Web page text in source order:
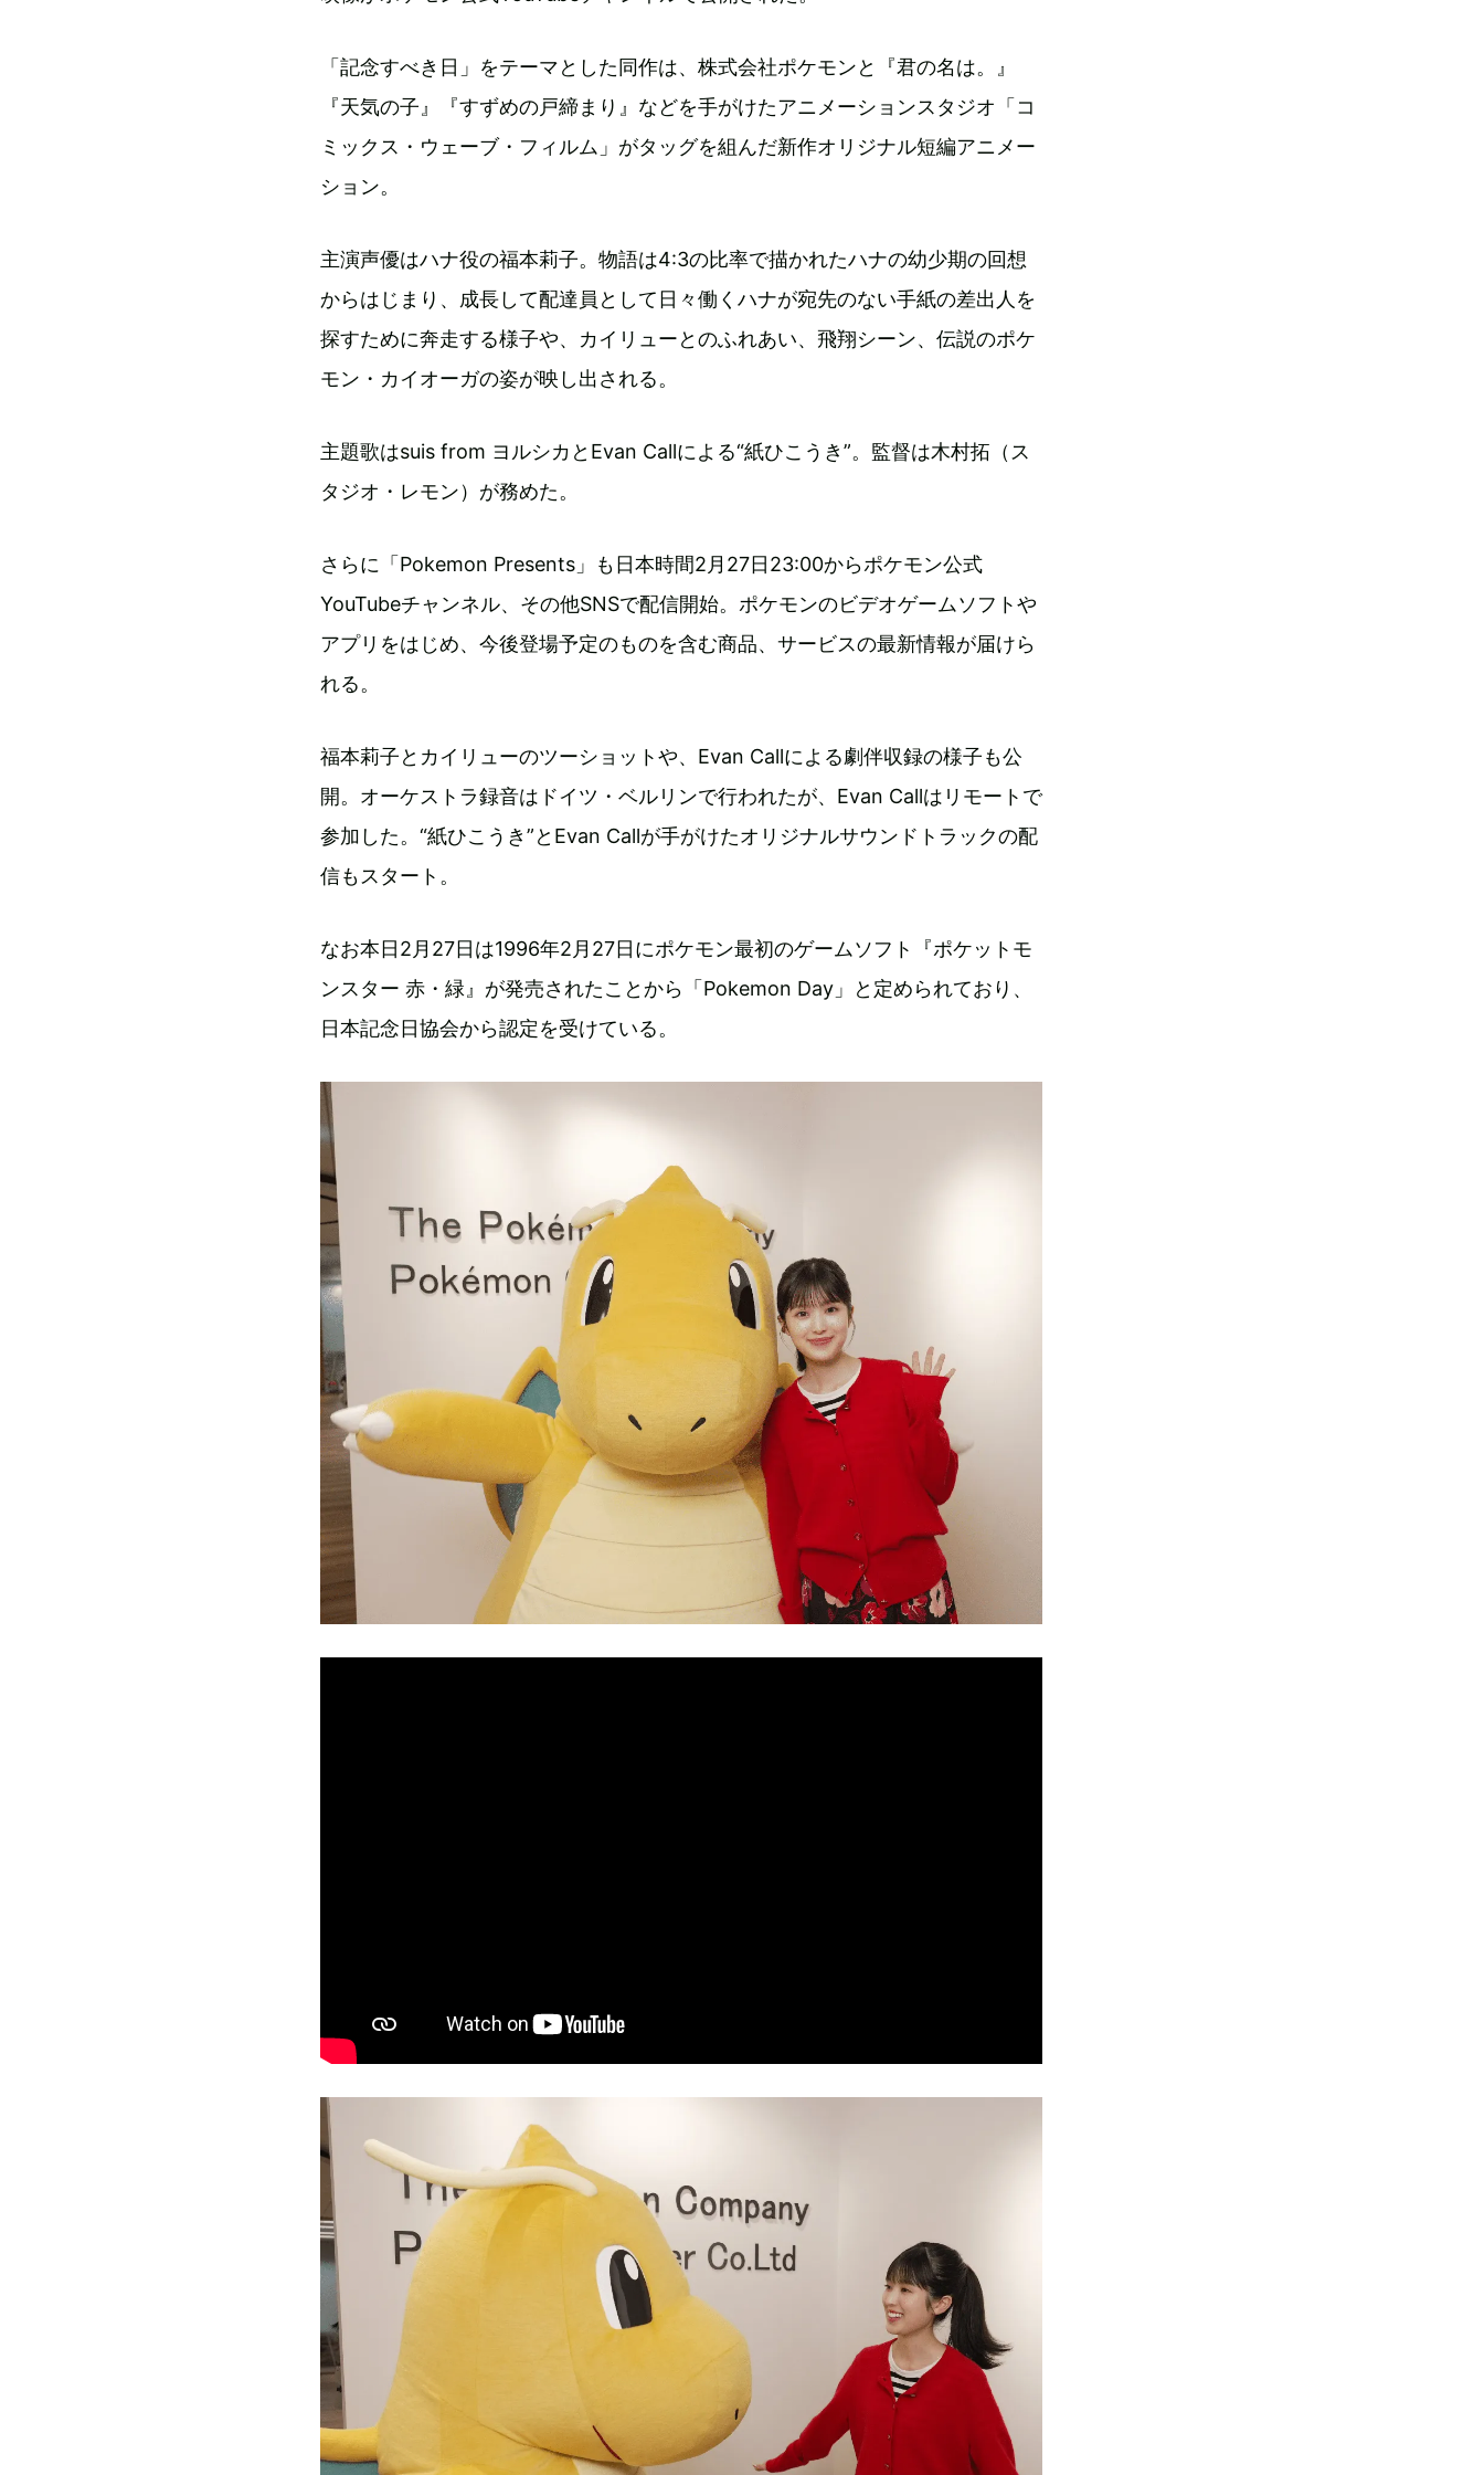
「記念すべき日」をテーマとした同作は、株式会社ポケモンと『君の名は。』
『天気の子』『すずめの戸締まり』などを手がけたアニメーションスタジオ「コ
ミックス・ウェーブ・フィルム」がタッグを組んだ新作オリジナル短編アニメー
ション。
主演声優はハナ役の福本莉子。物語は4:3の比率で描かれたハナの幼少期の回想
からはじまり、成長して配達員として日々働くハナが宛先のない手紙の差出人を
探すために奔走する様子や、カイリューとのふれあい、飛翔シーン、伝説のポケ
モン・カイオーガの姿が映し出される。
主題歌はsuis from ヨルシカとEvan Callによる“紙ひこうき”。監督は木村拓（ス
タジオ・レモン）が務めた。
さらに「Pokemon Presents」も日本時間2月27日23:00からポケモン公式
YouTubeチャンネル、その他SNSで配信開始。ポケモンのビデオゲームソフトや
アプリをはじめ、今後登場予定のものを含む商品、サービスの最新情報が届けら
れる。
福本莉子とカイリューのツーショットや、Evan Callによる劇伴収録の様子も公
開。オーケストラ録音はドイツ・ベルリンで行われたが、Evan Callはリモートで
参加した。“紙ひこうき”とEvan Callが手がけたオリジナルサウンドトラックの配
信もスタート。
なお本日2月27日は1996年2月27日にポケモン最初のゲームソフト『ポケットモ
ンスター 赤・緑』が発売されたことから「Pokemon Day」と定められており、
日本記念日協会から認定を受けている。